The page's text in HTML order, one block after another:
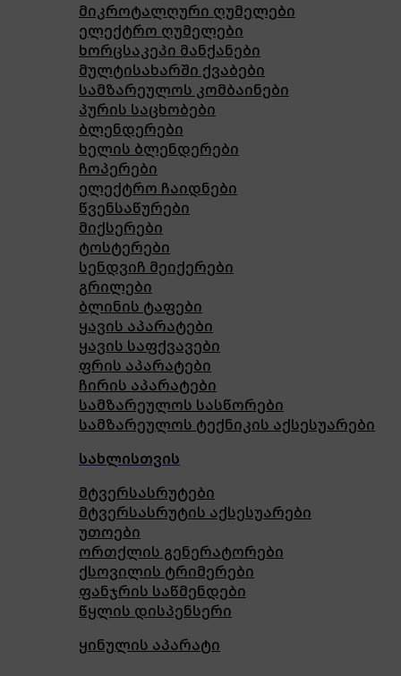
მიკროტალღური ღუმელები
ელექტრო ღუმელები
ხორცსაკეპი მანქანები
მულტისახარში ქვაბები
სამზარეულოს კომბაინები
პურის საცხობები
ბლენდერები
ხელის ბლენდერები
ჩოპერები
ელექტრო ჩაიდნები
წვენსაწურები
მიქსერები
ტოსტერები
სენდვიჩ მეიქერები
გრილები
ბლინის ტაფები
ყავის აპარატები
ყავის საფქვავები
ფრის აპარატები
ჩირის აპარატები
სამზარეულოს სასწორები
სამზარეულოს ტექნიკის აქსესუარები
სახლისთვის
მტვერსასრუტები
მტვერსასრუტის აქსესუარები
უთოები
ორთქლის გენერატორები
ქსოვილის ტრიმერები
ფანჯრის საწმენდები
წყლის დისპენსერი
ყინულის აპარატი